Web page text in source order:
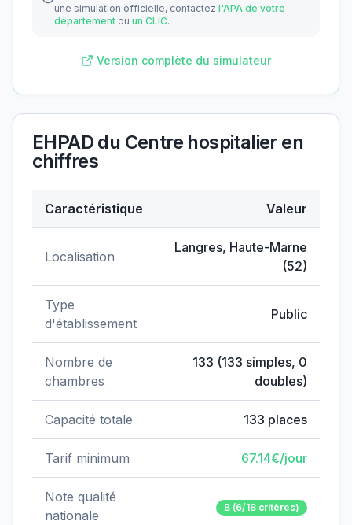
une simulation officielle, contactez l'APA de votre
département ou un CLIC.
Version complète du simulateur
EHPAD du Centre hospitalieren
chiffres
Caractéristique Valeur
Localisation
Langres, Haute-Marne
(52)
Type
d'établissement
Public
Nombre de
chambres
133 (133 simples, 0
doubles)
Capacité totale 133 places
Tarif minimum 67.14€/jour
Note qualité
nationale
B (6/18 critères)